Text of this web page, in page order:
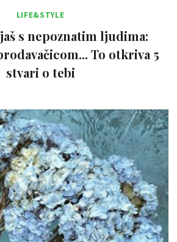
LIFE&STYLE
s nepoznatim ljudima:
To otkriva 5
stvari o tebi